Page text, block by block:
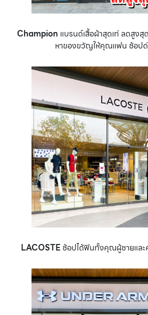
Champion แบรนด์เสื้อผ้าสุดเท่ ลดสูง
หาของขวัญให้คุณแฟน ช้อป
LACOSTEช้อปได้ฟินทั้งคุณผู้ชายและ